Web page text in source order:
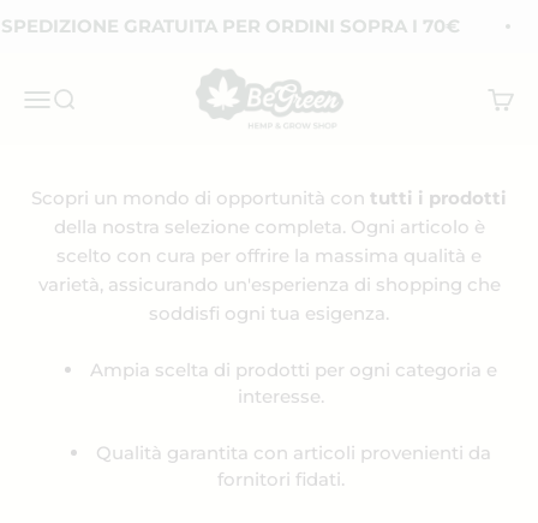
GRATUITA PER ORDINI SOPRA I 70€
Apri il menu di navigazione
Mostra il menu di ricerca
BeGreen CBD
Scopri un mondo di opportunità con tutti i prodotti
della nostra selezione completa. Ogni articolo è
scelto con cura per offrire la massima qualità e
varietà, assicurando un'esperienza di shopping che
soddisfi ogni tua esigenza.
Ampia scelta di prodotti per ogni categoria e
interesse.
Qualità garantita con articoli provenienti da
fornitori fidati.